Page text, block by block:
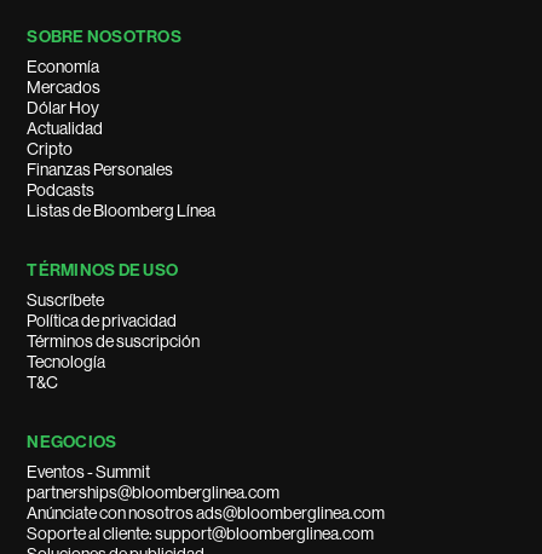
SOBRE NOSOTROS
Economía
Mercados
Dólar Hoy
Actualidad
Cripto
Finanzas Personales
Podcasts
Listas de Bloomberg Línea
TÉRMINOS DE USO
Suscríbete
Política de privacidad
Términos de suscripción
Tecnología
T&C
NEGOCIOS
Eventos - Summit
partnerships@bloomberglinea.com
Anúnciate con nosotros ads@bloomberglinea.com
Soporte al cliente: support@bloomberglinea.com